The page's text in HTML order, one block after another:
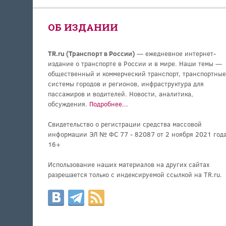
ОБ ИЗДАНИИ
TR.ru (Транспорт в России)— ежедневное интернет-
издание о транспорте в России и в мире. Наши темы —
общественный и коммерческий транспорт, транспортные
системы городов и регионов, инфраструктура для
пассажиров и водителей. Новости, аналитика,
обсуждения. Подробнее...
Свидетельство о регистрации средства массовой
информации ЭЛ № ФС 77 - 82087 от 2 ноября 2021
16+
Использование наших материалов на других сайтах
разрешается только с индексируемой ссылкой на TR.ru.